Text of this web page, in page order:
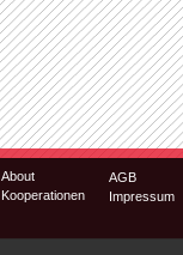
AGB
Impressum
About
Kooperationen